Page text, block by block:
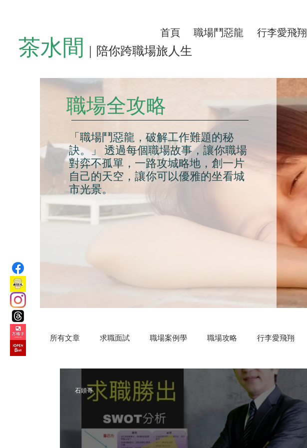
茶水間 ｜陪你跨職場旅人生
首頁 職場鬥惡龍 行李愛飛翔
職場全攻略
「職場鬥惡龍，破解工作難題的秘
訣。」 透過每個職場故事，讓你職場
對弈不孤單，一路攻城略地，創一片
自己的天空，讓你可以優雅的坐看城
市光景。
所有文章 求職面試 職場案例學 職場攻略 行李愛飛翔
汗水交響曲 VIP專屬 測驗小程式
Practical AI skills
石頭哥